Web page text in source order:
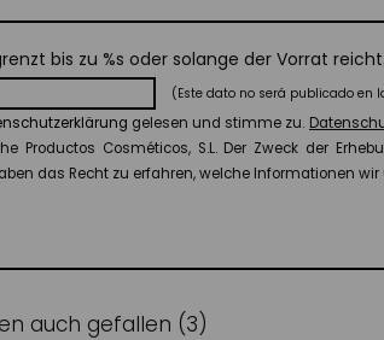
bis zu %s oder solange der Vorrat reicht.
(Este dato no será publicado en
gelesen und stimme zu.
Productos Cosméticos, S.L. Der Zweck der
das Recht zu erfahren, welche Informationen
auch gefallen (3)